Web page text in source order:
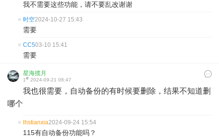
我不需要这些功能，请不要乱改谢谢
时空2024-10-27 15:43
需要
CC503-10 15:41
需要
星海揽月
1# 2024-09-21 06:47
我也很需要，自动备份的有时候要删除，结果不知道删
哪个
lhstianxia2024-09-24 15:54
115有自动备份功能吗？